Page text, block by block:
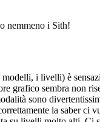
nemmeno i Sith!
i livelli) è
grafico sembra non
sono
la saber ci